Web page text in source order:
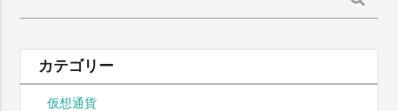
索:
カテゴリー
仮想通貨